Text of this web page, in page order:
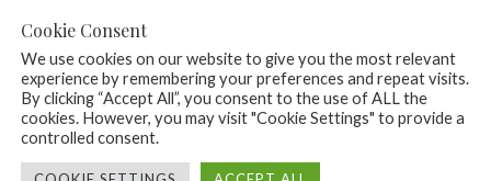
Unidades didácticas
Cookie Consent
We use cookies on our website to give you the most relevant
experience by remembering your preferences and repeat visits.
By clicking “Accept All”, you consent to the use of ALL the
cookies. However, you may visit "Cookie Settings" to provide a
controlled consent.